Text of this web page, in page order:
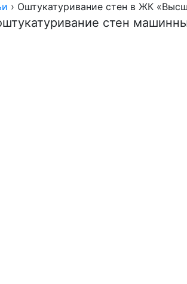
› Оштукатуривание стен в ЖК
стен